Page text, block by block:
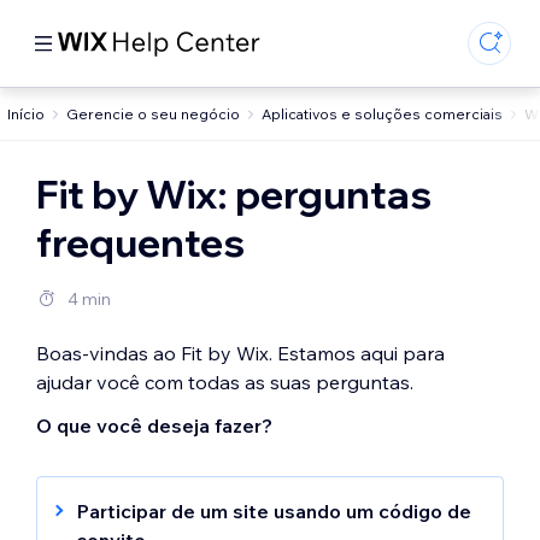
Início Gerencie o seu negócio Aplicativos e soluções comerciais
Fit by Wix: perguntas
frequentes
4 min
Boas-vindas ao Fit by Wix. Estamos aqui para
ajudar você com todas as suas perguntas.
O que você deseja fazer?
Participar de um site usando um código de